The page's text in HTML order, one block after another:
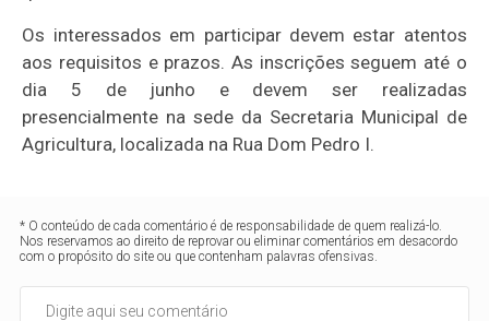
Os interessados em participar devem estar atentos
aos requisitos e prazos. As inscrições seguem até o
dia 5 de junho e devem ser realizadas
presencialmente na sede da Secretaria Municipal de
Agricultura, localizada na Rua Dom Pedro I.
* O conteúdo de cada comentário é de responsabilidade de quem realizá-lo.
Nos reservamos ao direito de reprovar ou eliminar comentários em desacordo
com o propósito do site ou que contenham palavras ofensivas.